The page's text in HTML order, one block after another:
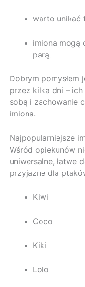
warto unikać
imiona mogą
parą.
Dobrym pomysłem
przez kilka dni –
sobą i zachowanie
imiona.
Najpopularniejsze
Wśród opiekunów
uniwersalne, łatwe
przyjazne dla
Kiwi
Coco
Kiki
Lolo